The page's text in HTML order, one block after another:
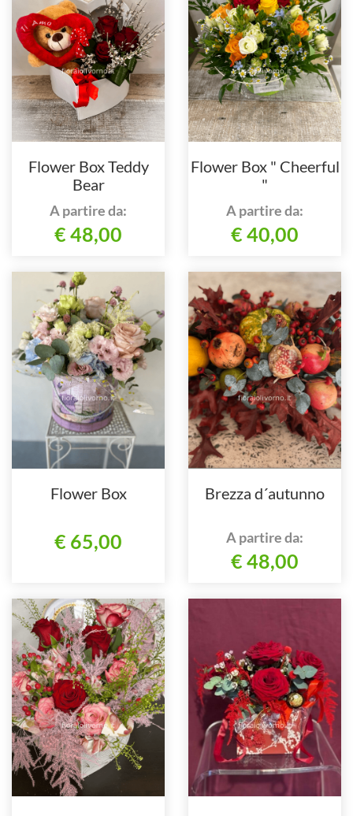
Flower Box Teddy
Bear
A partire da:
€ 48,00
Flower Box " Cheerful
"
A partire da:
€ 40,00
Flower Box
€ 65,00
Brezza d´autunno
A partire da:
€ 48,00